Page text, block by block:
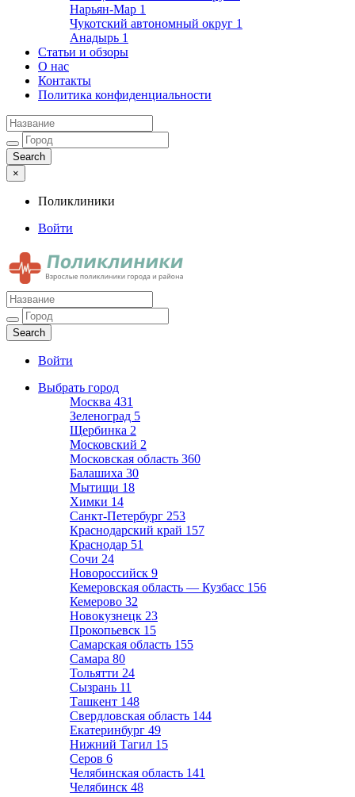
Нарьян-Мар 1
Чукотский автономный округ 1
Анадырь 1
Статьи и обзоры
О нас
Контакты
Политика конфиденциальности
×
Поликлиники
Войти
Поликлиники
Взрослые поликлиники города и района
Войти
Выбрать город
Москва 431
Зеленоград 5
Щербинка 2
Московский 2
Московская область 360
Балашиха 30
Мытищи 18
Химки 14
Санкт-Петербург 253
Краснодарский край 157
Краснодар 51
Сочи 24
Новороссийск 9
Кемеровская область — Кузбасс 156
Кемерово 32
Новокузнецк 23
Прокопьевск 15
Самарская область 155
Самара 80
Тольятти 24
Сызрань 11
Ташкент 148
Свердловская область 144
Екатеринбург 49
Нижний Тагил 15
Серов 6
Челябинская область 141
Челябинск 48